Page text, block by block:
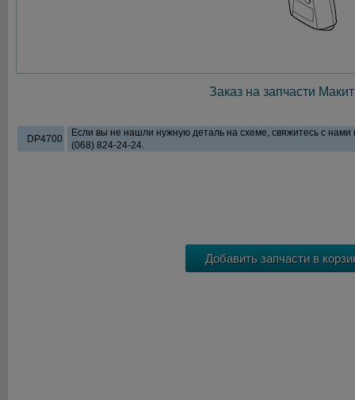
Заказ на запчасти
DP4700
Если вы не нашли нужную деталь на схеме, свяжитесь с
(068) 824-24-24.